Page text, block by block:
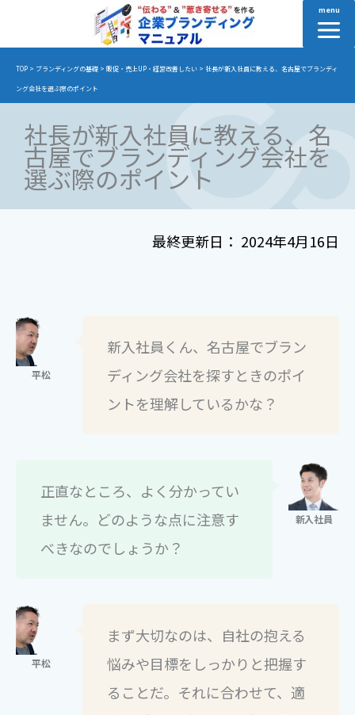
を
キ
menu
TOP > ブランディングの基礎 > 販促・売上UP・経営改善したい > 社長が新入社員に教える、名古屋でブランディ
ング会社を選ぶ際のポイント
社長が新入社員に教える、名
古屋でブランディング会社を
選ぶ際のポイント
2024年4月16日
新入社員くん、名古屋でブラン
ディング会社を探すときのポイ
ントを理解しているかな？
正直なところ、よく分かってい
ません。どのような点に注意す
べきなのでしょうか？
まず大切なのは、自社の抱える
悩みや目標をしっかりと把握す
ることだ。それに合わせて、適